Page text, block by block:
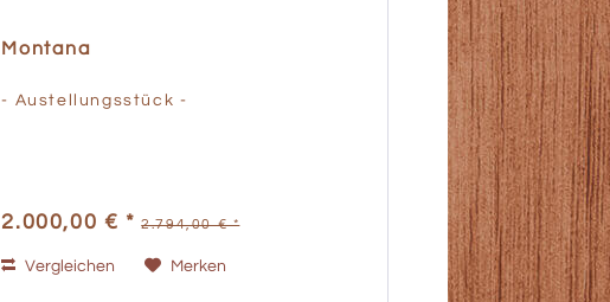
Montana
- Austellungsstück -
2.000,00 € * 2.794,00 € *
Vergleichen Merken